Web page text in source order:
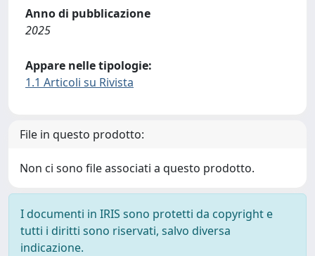
Anno di pubblicazione
2025
Appare nelle tipologie:
1.1 Articoli su Rivista
File in questo prodotto:
Non ci sono file associati a questo prodotto.
I documenti in IRIS sono protetti da copyright e
tutti i diritti sono riservati, salvo diversa
indicazione.